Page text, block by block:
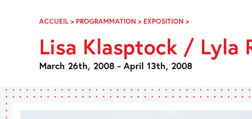
NavigationACCUEIL > PROGRAMMATION > EXPOSITION >LISA
/
LYLA
RYE
Lisa Klasptock / Lyla
March 26th, 2008 - April 13th, 2008